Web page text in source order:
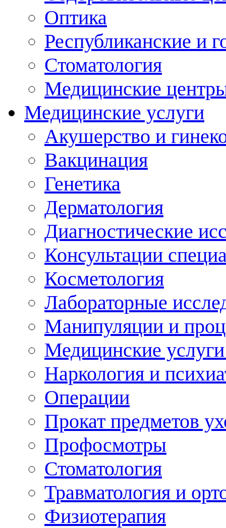
Оптика
Республиканские и
Стоматология
Медицинские
Медицинские услуги
Акушерство и
Вакцинация
Генетика
Дерматология
Диагностические
Консультации
Косметология
Лабораторные
Манипуляции и
Медицинские
Наркология и
Операции
Прокат предметов
Профосмотры
Стоматология
Травматология и
Физиотерапия